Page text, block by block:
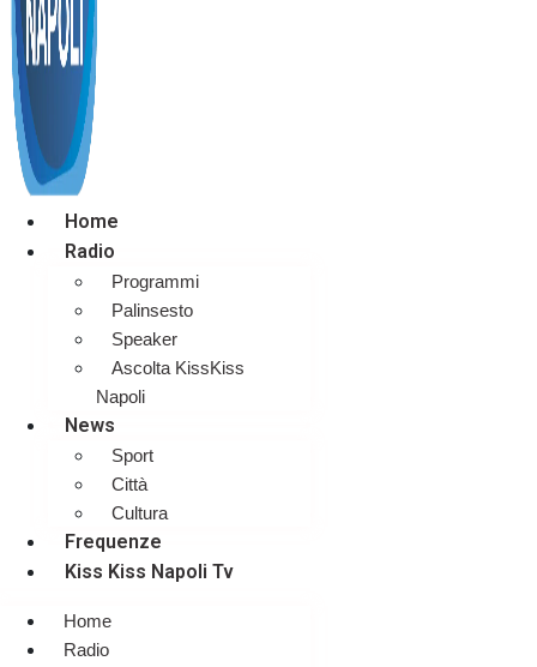
Home
Radio
Programmi
Palinsesto
Speaker
Ascolta KissKiss
Napoli
News
Sport
Città
Cultura
Frequenze
Kiss Kiss Napoli Tv
Home
Radio